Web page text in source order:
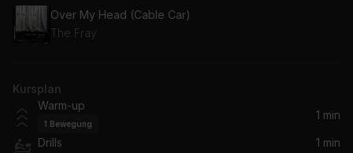
Over My Head (Cable Car)
The Fray
Kursplan
Warm-up
1 Bewegung
1 min
Drills
1 min